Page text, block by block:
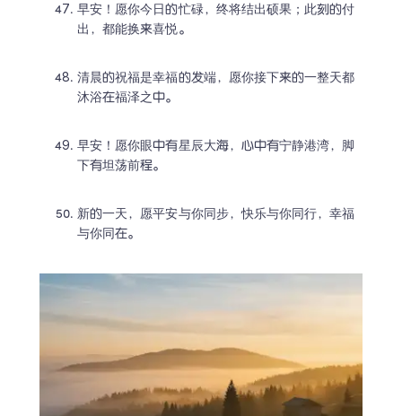
早安！愿你今日的忙碌，终将结出硕果；此刻的付
出，都能换来喜悦。
清晨的祝福是幸福的发端，愿你接下来的一整天都
沐浴在福泽之中。
早安！愿你眼中有星辰大海，心中有宁静港湾，脚
下有坦荡前程。
新的一天，愿平安与你同步，快乐与你同行，幸福
与你同在。